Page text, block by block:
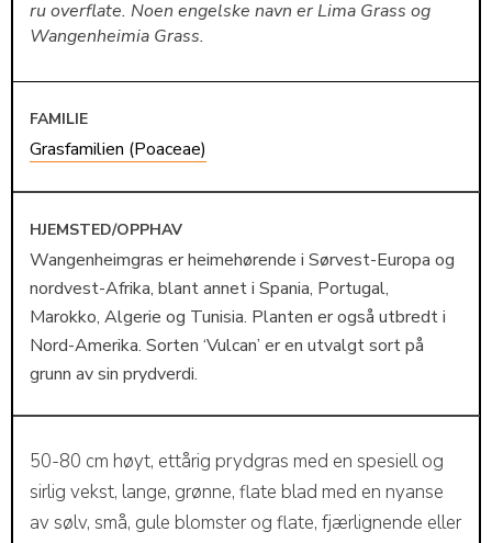
ru overflate. Noen engelske navn er Lima Grass og
Wangenheimia Grass.
FAMILIE
Grasfamilien (Poaceae)
HJEMSTED/OPPHAV
Wangenheimgras er heimehørende i Sørvest-Europa og
nordvest-Afrika, blant annet i Spania, Portugal,
Marokko, Algerie og Tunisia. Planten er også utbredt i
Nord-Amerika. Sorten ‘Vulcan’ er en utvalgt sort på
grunn av sin prydverdi.
50-80 cm høyt, ettårig prydgras med en spesiell og
sirlig vekst, lange, grønne, flate blad med en nyanse
av sølv, små, gule blomster og flate, fjærlignende eller